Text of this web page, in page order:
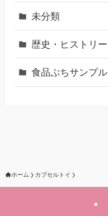
未分類
歴史・ヒストリー
食品ぷちサンプル
ホーム カプセルトイ